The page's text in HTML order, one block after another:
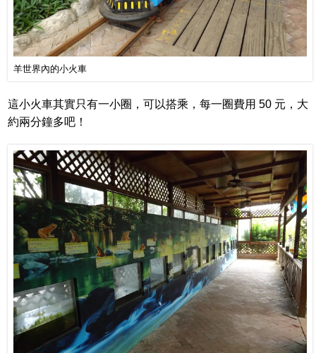
羊世界內的小火車
這小火車其實只有一小圈，可以搭乘，每一圈費用 50 元，大
約兩分鐘多吧！